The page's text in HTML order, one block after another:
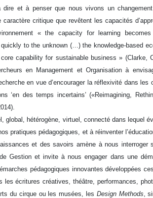
dire et à penser que nous vivons un
critique que revêtent les capacités
« the capacity for learning
to the unknown (…) the knowledge-based
capability for sustainable business » (Clarke,
en Management et Organisation à
en vue d’encourager la réflexivité dans les
‘en des temps incertains’ («Reimagining,
global, hétérogène, virtuel, connecté dans lequel
pratiques pédagogiques, et à réinventer
et des savoirs amène à nous interroger
Gestion et invite à nous engager dans une
pédagogiques innovantes développées
les écritures créatives, théâtre, performances,
du cirque ou les musées, les Design Methods ,